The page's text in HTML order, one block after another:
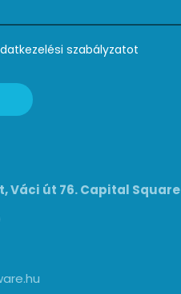
szabályzatot
Váci út 76. Capital Square